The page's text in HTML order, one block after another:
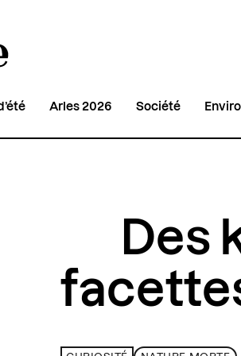
Arles 2026 Société
Des